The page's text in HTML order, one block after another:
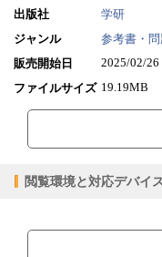
出版社
学研
ジャンル
参考書・
販売開始日
2025/02/26
ファイルサイズ 19.19MB
ファイル形式
epub
閲覧可能期間
閲覧環境と対応デバイ
ブラウザビューア・PC版